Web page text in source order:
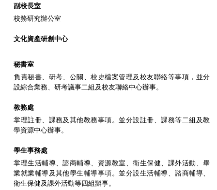
副校長室
校務研究辦公室
文化資產研創中心
秘書室
負責秘書、研考、公關、校史檔案管理及校友聯絡等事項，並分
設綜合業務、研考議事二組及校友聯絡中心辦事。
教務處
掌理註冊、課務及其他教務事項。並分設註冊、課務等二組及教
學資源中心辦事。
學生事務處
掌理生活輔導、諮商輔導、資源教室、衛生保健、課外活動、畢
業就業輔導及其他學生輔導事項。並分設生活輔導、諮商輔導、
衛生保健及課外活動等四組辦事。